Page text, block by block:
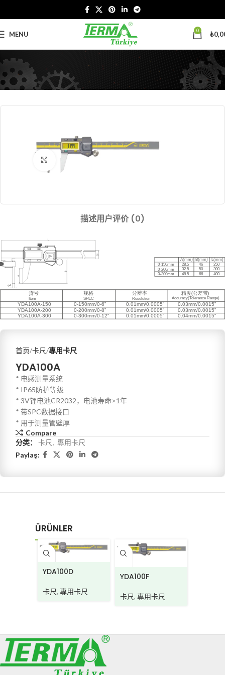
MENU 0 ₺
Click to enlarge
描述用户评价 (0)
首页 卡尺 專用卡尺
YDA100A
* 电感测量系统
* IP65防护等级
* 3V锂电池CR2032，电池寿命>1年
* 带SPC数据接口
* 用于测量管壁厚
Compare
分类：
卡尺 , 專用卡尺
Paylaş:
ÜRÜNLER
YDA100D
卡尺, 專用卡尺
YDA100F
卡尺, 專用卡尺